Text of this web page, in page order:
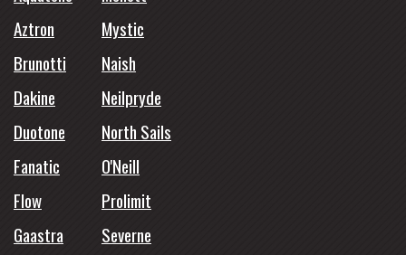
Aztron
Mystic
Brunotti
Naish
Dakine
Neilpryde
Duotone
North Sails
Fanatic
O'Neill
Flow
Prolimit
Gaastra
Severne